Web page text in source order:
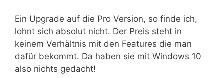
Ein Upgrade auf die Pro Version, so finde ich,
lohnt sich absolut nicht. Der Preis steht in
keinem Verhältnis mit den Features die man
dafür bekommt. Da haben sie mit Windows 10
also nichts gedacht!